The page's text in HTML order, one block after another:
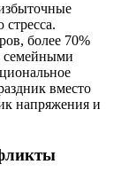
более 70%
семейными
вместо
напряжения и